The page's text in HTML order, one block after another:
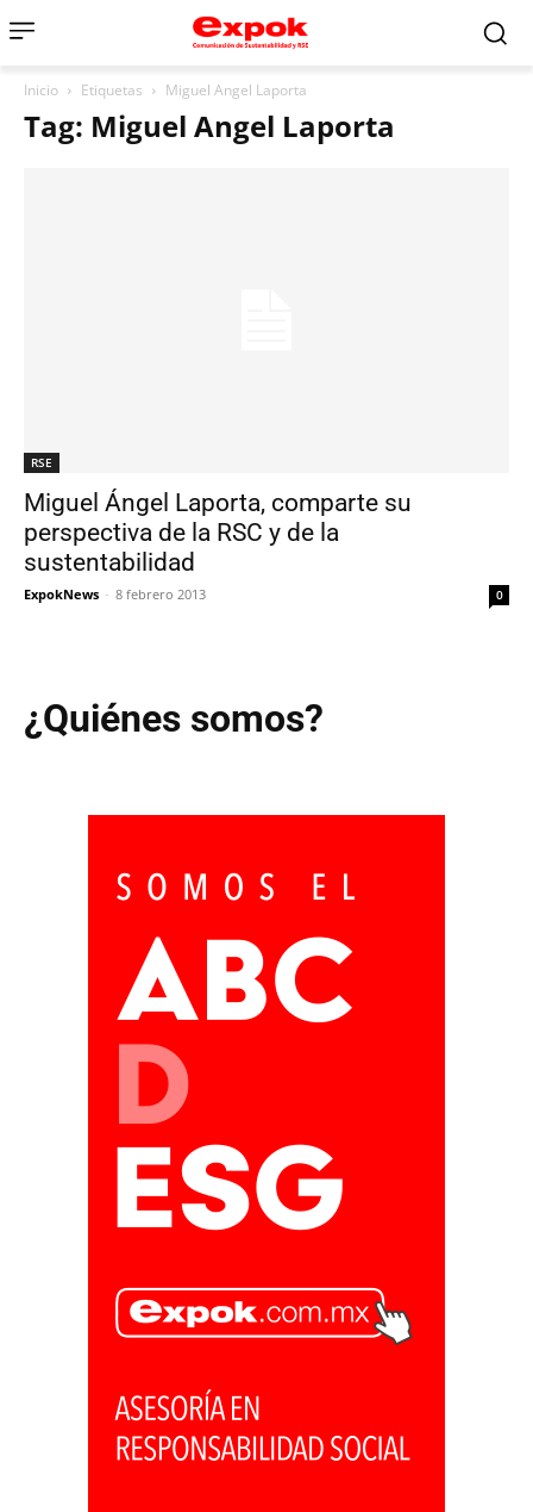
Inicio Etiquetas Miguel Angel Laporta
Tag: Miguel Angel Laporta
RSE
Miguel Ángel Laporta, comparte su
perspectiva de la RSC y de la
sustentabilidad
ExpokNews - 8 febrero 2013 0
¿Quiénes somos?